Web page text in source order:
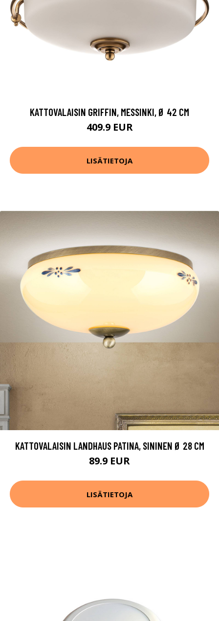
KATTOVALAISIN GRIFFIN, MESSINKI, Ø 42 CM
409.9 EUR
LISÄTIETOJA
KATTOVALAISIN LANDHAUS PATINA, SININEN Ø 28 CM
89.9 EUR
LISÄTIETOJA